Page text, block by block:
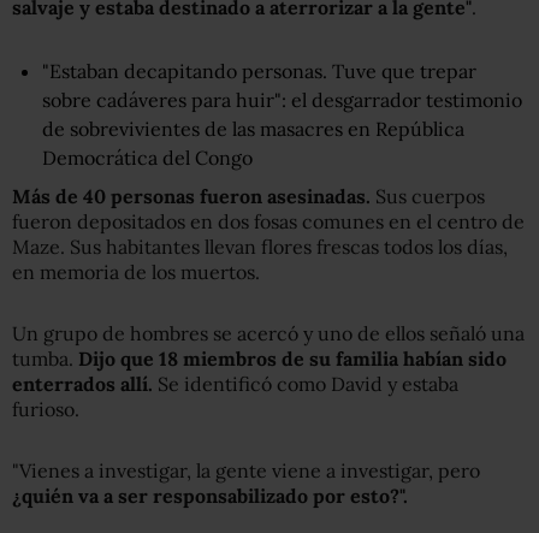
salvaje y estaba destinado a aterrorizar a la gente".
"Estaban decapitando personas. Tuve que trepar
sobre cadáveres para huir": el desgarrador testimonio
de sobrevivientes de las masacres en República
Democrática del Congo
Más de 40 personas fueron asesinadas. Sus cuerpos
fueron depositados en dos fosas comunes en el centro de
Maze. Sus habitantes llevan flores frescas todos los días,
en memoria de los muertos.
Un grupo de hombres se acercó y uno de ellos señaló una
tumba. Dijo que 18 miembros de su familia habían sido
enterrados allí. Se identificó como David y estaba
furioso.
"Vienes a investigar, la gente viene a investigar, pero
¿quién va a ser responsabilizado por esto?".